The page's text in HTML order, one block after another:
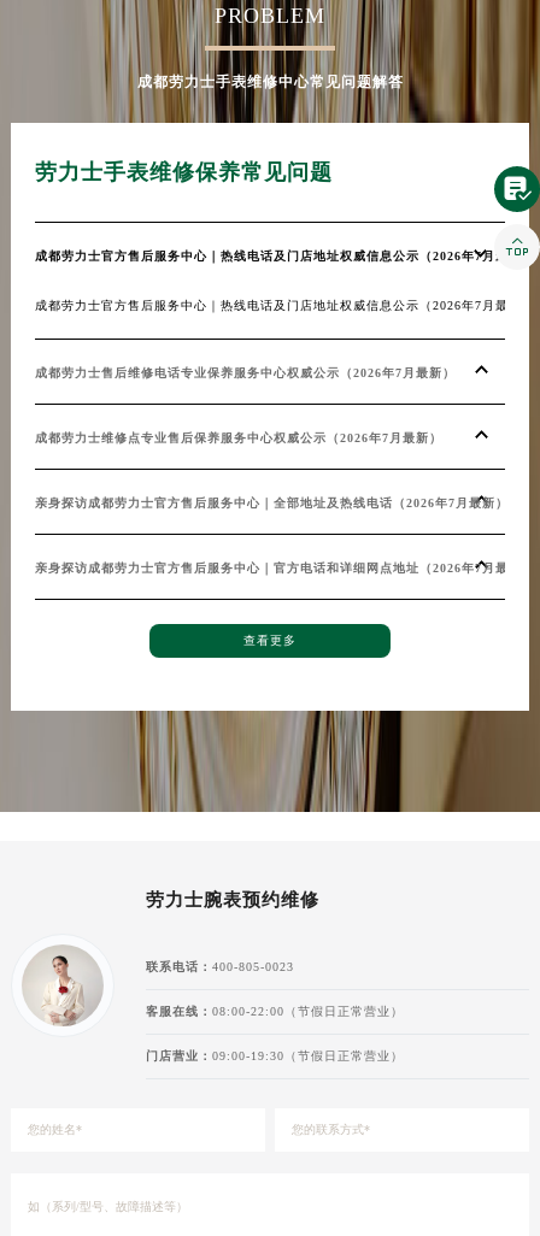
PROBLEM
成都劳力士手表维修中心常见问题解答
劳力士手表维修保养常见问题
成都劳力士官方售后服务中心｜热线电话及门店地址权威信息公示（2026年7月最新）
成都劳力士官方售后服务中心｜热线电话及门店地址权威信息公示（2026年7月最新
成都劳力士售后维修电话专业保养服务中心权威公示（2026年7月最新）
成都劳力士维修点专业售后保养服务中心权威公示（2026年7月最新）
亲身探访成都劳力士官方售后服务中心｜全部地址及热线电话（2026年7月最新）
亲身探访成都劳力士官方售后服务中心｜官方电话和详细网点地址（2026年7月最新）
查看更多
劳力士腕表预约维修
联系电话： 400-805-0023
客服在线： 08:00-22:00（节假日正常营业）
门店营业： 09:00-19:30（节假日正常营业）

